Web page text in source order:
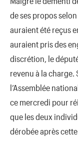
de ses propos
auraient été reçus
auraient pris des
discrétion, le
revenu à la charge.
l’Assemblée
ce mercredi pour
que les deux
dérobée après